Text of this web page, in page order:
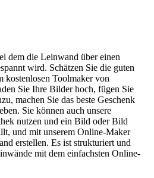
dem die Leinwand über einen
wird. Schätzen Sie die guten
kostenlosen Toolmaker von
Sie Ihre Bilder hoch, fügen Sie
machen Sie das beste Geschenk
Sie können auch unsere
nutzen und ein Bild oder Bild
und mit unserem Online-Maker
erstellen. Es ist strukturiert und
mit dem einfachsten Online-